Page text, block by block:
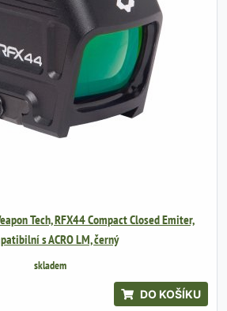
Tech, RFX44 Compact Closed Emiter,
s ACRO LM, černý
skladem
DO KOŠÍKU